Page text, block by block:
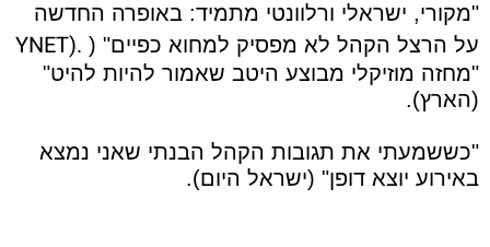
"מקורי, ישראלי ורלוונטי מתמיד: באופרה החדשה
על הרצל הקהל לא מפסיק למחוא כפיים" ( YNET).
"מחזה מוזיקלי מבוצע היטב שאמור להיות להיט"
(הארץ).
"כששמעתי את תגובות הקהל הבנתי שאני נמצא
באירוע יוצא דופן" (ישראל היום).